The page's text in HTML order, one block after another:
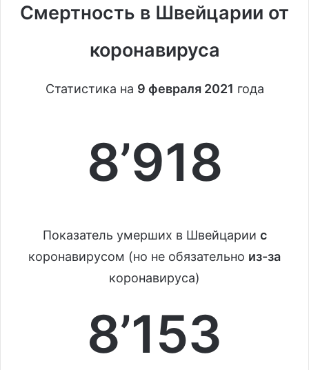
Смертность в Швейцарии от
коронавируса
Статистика на 9 февраля 2021 года
8’918
Показатель умерших в Швейцарии с
коронавирусом (но не обязательно из-за
коронавируса)
8’153